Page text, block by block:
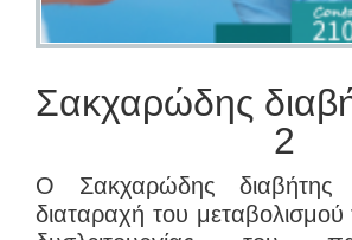
Σακχαρώδης
2
Ο Σακχαρώδης διαβήτης
διαταραχή του